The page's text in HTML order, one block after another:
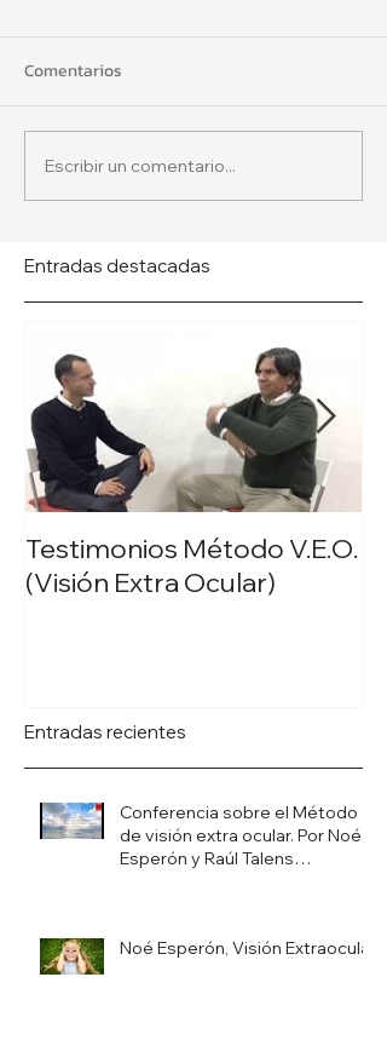
Comentarios
Escribir un comentario...
Entradas destacadas
Testimonios Método V.E.O.
(Visión Extra Ocular)
Entradas recientes
Conferencia sobre el Método
de visión extra ocular. Por Noé
Esperón y Raúl Talens
Noé Esperón, Visión Extraocular